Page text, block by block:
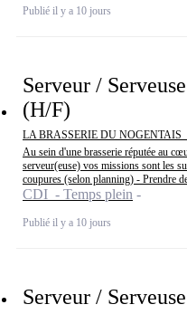
Publié il y a 10 jours
Serveur /
(H/F)
LA BRASSERIE DU NOGENTAIS
Au sein d'une brasserie réputée au
serveur(euse) vos missions sont les
coupures (selon planning) - Prendre
CDI - Temps plein
Publié il y a 10 jours
Serveur /